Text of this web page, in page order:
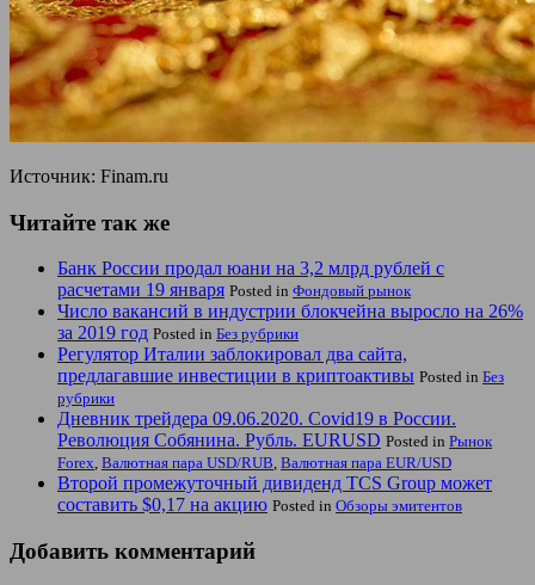
Источник: Finam.ru
Читайте так же
Банк России продал юани на 3,2 млрд рублей с
расчетами 19 января Posted in Фондовый рынок
Число вакансий в индустрии блокчейна выросло на 26%
за 2019 год Posted in Без рубрики
Регулятор Италии заблокировал два сайта,
предлагавшие инвестиции в криптоактивы Posted in Без
рубрики
Дневник трейдера 09.06.2020. Covid19 в России.
Революция Собянина. Рубль. EURUSD Posted in Рынок
Forex, Валютная пара USD/RUB, Валютная пара EUR/USD
Второй промежуточный дивиденд TCS Group может
составить $0,17 на акцию Posted in Обзоры эмитентов
Добавить комментарий